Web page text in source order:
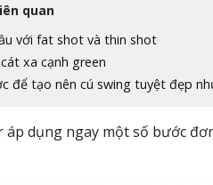
quan
với fat shot và thin shot
xa cạnh green
để tạo nên cú swing tuyệt đẹp
áp dụng ngay một số bước